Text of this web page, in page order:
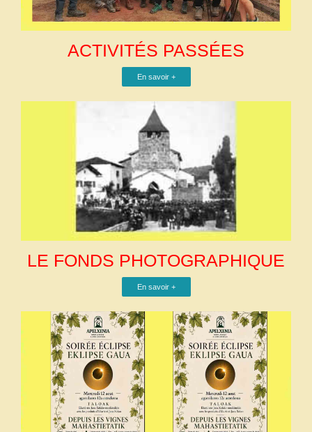
ACTIVITÉS PASSÉES
En savoir +
LE FONDS PHOTOGRAPHIQUE
En savoir +